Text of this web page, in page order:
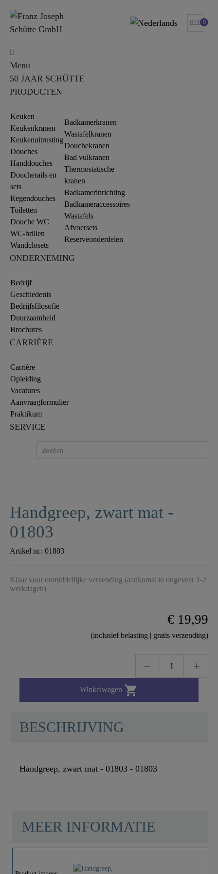
B2B 0
Menu
50 JAAR SCHÜTTE
PRODUCTEN
Keuken
Keukenkranen
Keukenuitrusting
Douches
Handdouches
Doucherails en
sets
Regendouches
Toiletten
Douche WC
WC-brillen
Wandclosets
Badkamerkranen
Wastafelkranen
Douchekranen
Bad vulkranen
Thermostatische
kranen
Badkamerinrichting
Badkameraccessoires
Wastafels
Afvoersets
Reserveonderdelen
ONDERNEMING
Bedrijf
Geschiedenis
Bedrijfsfilosofie
Duurzaamheid
Brochures
CARRIÈRE
Carrière
Opleiding
Vacatures
Aanvraagformulier
Praktikum
SERVICE
Handgreep, zwart mat -
01803
Artikel nr.: 01803
Klaar voor onmiddellijke verzending (aankomst in ongeveer 1-2
werkdagen)
€ 19,99
(inclusief belasting | gratis verzending)
Winkelwagen 
BESCHRIJVING
Handgreep, zwart mat - 01803 - 01803
MEER INFORMATIE